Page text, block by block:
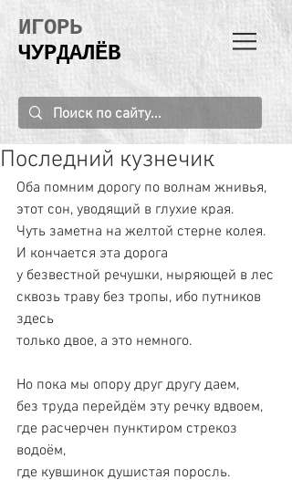
ИГОРЬ
ЧУРДАЛЁВ
Последний кузнечик
Оба помним дорогу по волнам жнивья,
этот сон, уводящий в глухие края.
Чуть заметна на желтой стерне колея.
И кончается эта дорога
у безвестной речушки, ныряющей в лес
сквозь траву без тропы, ибо путников
здесь
только двое, а это немного.
Но пока мы опору друг другу даем,
без труда перейдём эту речку вдвоем,
где расчерчен пунктиром стрекоз
водоём,
где кувшинок душистая поросль.